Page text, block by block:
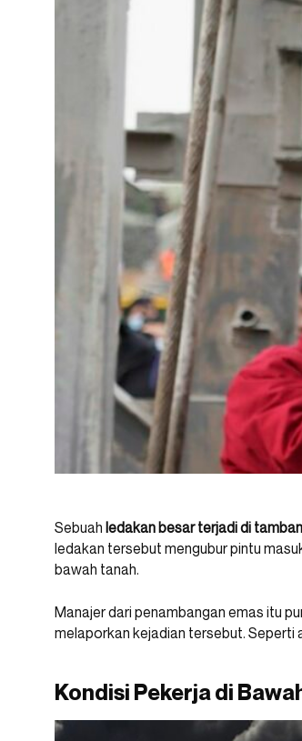
Sebuah ledakan besar terjadi di
ledakan tersebut mengubur pintu
bawah tanah.
Manajer dari penambangan emas itu
melaporkan kejadian tersebut. Seperti
Kondisi Pekerja di